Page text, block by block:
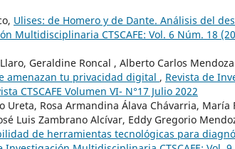
Ulises: de Homero y de Dante. Análisis del
Multidisciplinaria CTSCAFE: Vol. 6 Núm. 18
Geraldine Roncal , Alberto Carlos
amenazan tu privacidad digital , Revista de
CTSCAFE Volumen VI- N°17 Julio 2022
Ureta, Rosa Armandina Álava Chávarria,
Luis Zambrano Alcívar, Eddy Gregorio
de herramientas tecnológicas para